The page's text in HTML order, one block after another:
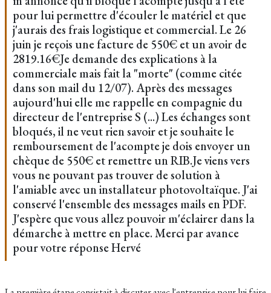
pour lui permettre d'écouler le matériel et que
j'aurais des frais logistique et commercial. Le 26
juin je reçois une facture de 550€ et un avoir de
2819.16€Je demande des explications à la
commerciale mais fait la "morte" (comme citée
dans son mail du 12/07). Après des messages
aujourd'hui elle me rappelle en compagnie du
directeur de l'entreprise S (...) Les échanges sont
bloqués, il ne veut rien savoir et je souhaite le
remboursement de l'acompte je dois envoyer un
chèque de 550€ et remettre un RIB.Je viens vers
vous ne pouvant pas trouver de solution à
l'amiable avec un installateur photovoltaïque. J'ai
conservé l'ensemble des messages mails en PDF.
J'espère que vous allez pouvoir m'éclairer dans la
démarche à mettre en place. Merci par avance
pour votre réponse Hervé